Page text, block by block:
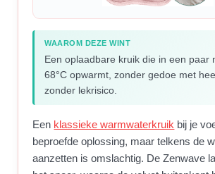
WAAROM DEZE WINT
Een oplaadbare kruik die in een paar
68°C opwarmt, zonder gedoe met
zonder lekrisico.
Een klassieke warmwaterkruik bij je
beproefde oplossing, maar telkens de
aanzetten is omslachtig. De Zenwave